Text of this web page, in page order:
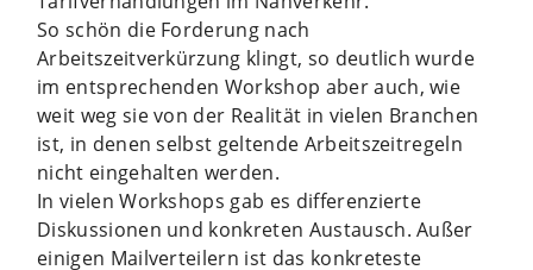
So schön die Forderung nach
Arbeitszeitverkürzung klingt, so deutlich wurde
im entsprechenden Workshop aber auch, wie
weit weg sie von der Realität in vielen Branchen
ist, in denen selbst geltende Arbeitszeitregeln
nicht eingehalten werden.
In vielen Workshops gab es differenzierte
Diskussionen und konkreten Austausch. Außer
einigen Mailverteilern ist das konkreteste